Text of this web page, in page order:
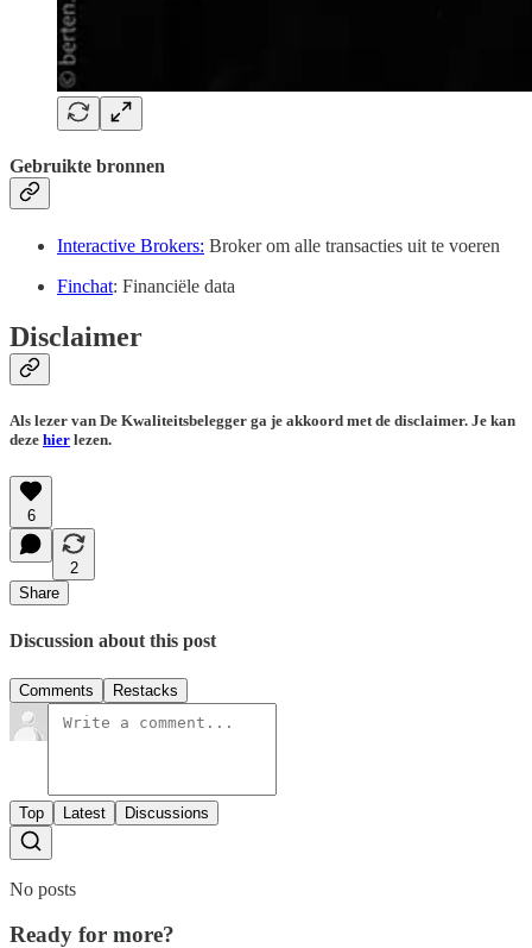
Gebruikte bronnen
Interactive Brokers: Broker om alle transacties uit te voeren
Finchat: Financiële data
Disclaimer
Als lezer van De Kwaliteitsbelegger ga je akkoord met de disclaimer. Je kan
deze hier lezen.
6
2
Share
Discussion about this post
Comments Restacks
Top Latest Discussions
No posts
Ready for more?